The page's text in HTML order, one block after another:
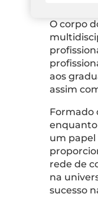
O corpo
aos
assim
Formado
enquanto
um
rede de
na
sucesso